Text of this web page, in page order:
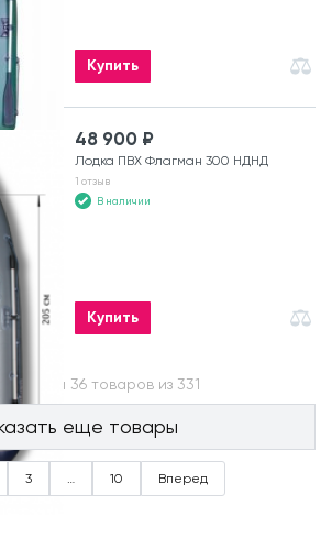
Купить
48 900 ₽
Лодка ПВХ Флагман 300 НДНД
1 отзыв
В наличии
Купить
36 товаров из 331
еще товары
3 … 10 Вперед